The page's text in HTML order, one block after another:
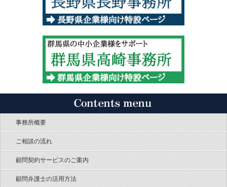
事務所概要
ご相談の流れ
顧問契約サービスのご案内
顧問弁護士の活用方法